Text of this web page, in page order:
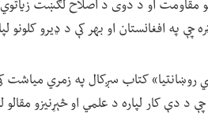
مقاومت او د دوی د اصلاح لګښت
چې په افغانستان او بهر کې د ډیرو
د دې کار لپاره د علمي او څېړنیزو